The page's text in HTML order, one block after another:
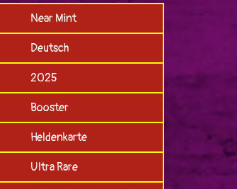
Near Mint
Deutsch
2025
Booster
Heldenkarte
Ultra Rare